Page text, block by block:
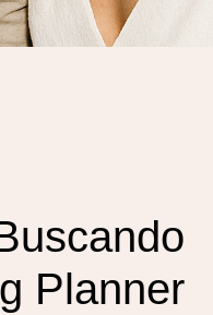
Planner